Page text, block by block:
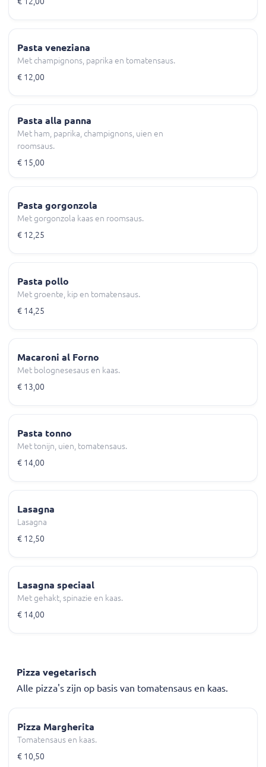
Pasta veneziana
Met champignons, paprika en tomatensaus.
€ 12,00
Pasta alla panna
Met ham, paprika, champignons, uien en
roomsaus.
€ 15,00
Pasta gorgonzola
Met gorgonzola kaas en roomsaus.
€ 12,25
Pasta pollo
Met groente, kip en tomatensaus.
€ 14,25
Macaroni al Forno
Met bolognesesaus en kaas.
€ 13,00
Pasta tonno
Met tonijn, uien, tomatensaus.
€ 14,00
Lasagna
Lasagna
€ 12,50
Lasagna speciaal
Met gehakt, spinazie en kaas.
€ 14,00
Pizza vegetarisch
Alle pizza's zijn op basis van tomatensaus en kaas.
Pizza Margherita
Tomatensaus en kaas.
€ 10,50